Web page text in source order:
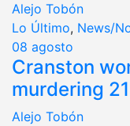
Alejo Tobón
Lo Último, News/
08 agosto
Cranston
murdering
Alejo Tobón